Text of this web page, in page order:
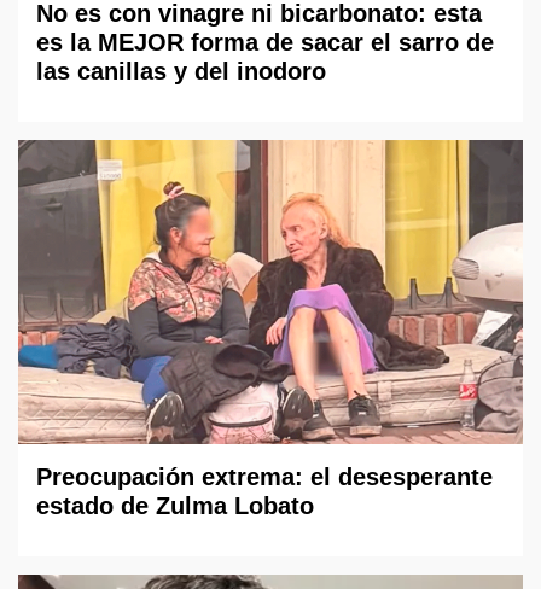
No es con vinagre ni bicarbonato: esta
es la MEJOR forma de sacar el sarro de
las canillas y del inodoro
Preocupación extrema: el desesperante
estado de Zulma Lobato